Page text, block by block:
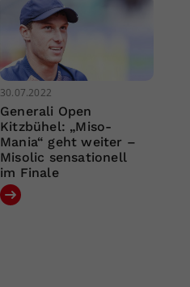
30.07.2022
Generali Open
Kitzbühel: „Miso-
Mania“ geht weiter –
Misolic sensationell
im Finale